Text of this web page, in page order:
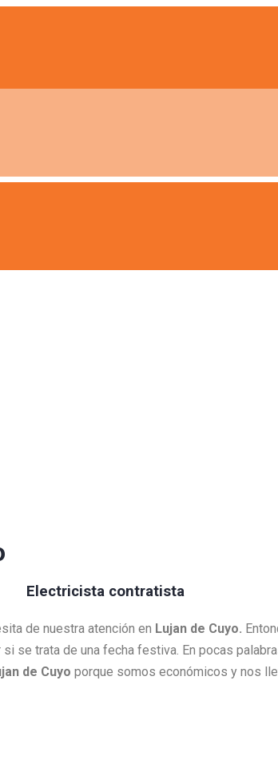
Electricista contratista
de nuestra atención en Lujan de Cuyo.
se trata de una fecha festiva. En pocas
de Cuyo porque somos económicos y nos